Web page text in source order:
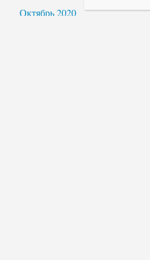
Октябрь 2020